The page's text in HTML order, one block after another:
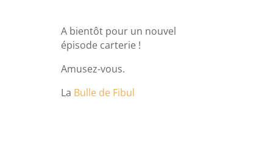
A bientôt pour un nouvel
épisode carterie !
Amusez-vous.
La Bulle de Fibul